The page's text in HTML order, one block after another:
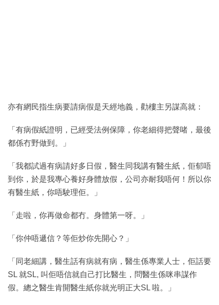
亦有網民指生病要請病假是天經地義，勸樓主另謀高就：
「有病假紙證明，已經受法例保障，你老細得把聲啫，最後
都係冇野做到。」
「我都試過有病請好多日假，醫生同我講有醫生紙，佢郁唔
到你，於是我專心養好身體放假，公司亦耐我唔何！所以你
有醫生紙，你唔駛理佢。」
「走啦，你再做命都冇。身體第一呀。」
「你仲唔遞信？等佢炒你先開心？」
「同老細講，醫生話有病就有病，醫生係專業人士，佢話要
SL 就SL, 叫佢唔信就自己打比醫生，問醫生係咪串謀作
假。總之醫生肯開醫生紙你就光明正大SL 啦。」